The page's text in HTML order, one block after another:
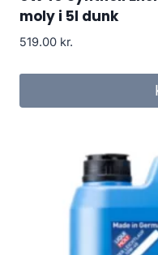
moly i 5l dunk
519.00 kr.